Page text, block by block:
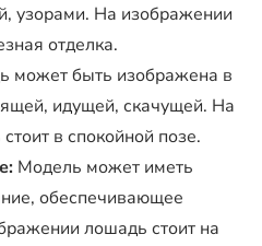
узорами. На изображении
отделка.
может быть изображена в
идущей, скачущей. На
в спокойной позе.
Модель может иметь
обеспечивающее
лошадь стоит на